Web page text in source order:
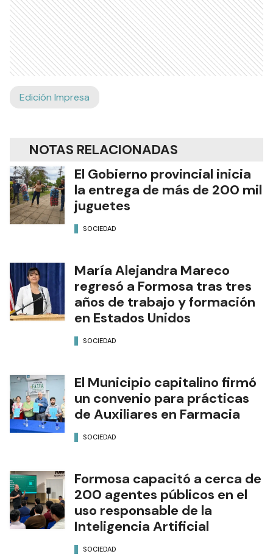
Edición Impresa
NOTAS RELACIONADAS
El Gobierno provincial inicia
la entrega de más de 200 mil
juguetes
SOCIEDAD
María Alejandra Mareco
regresó a Formosa tras tres
años de trabajo y formación
en Estados Unidos
SOCIEDAD
El Municipio capitalino firmó
un convenio para prácticas
de Auxiliares en Farmacia
SOCIEDAD
Formosa capacitó a cerca de
200 agentes públicos en el
uso responsable de la
Inteligencia Artificial
SOCIEDAD